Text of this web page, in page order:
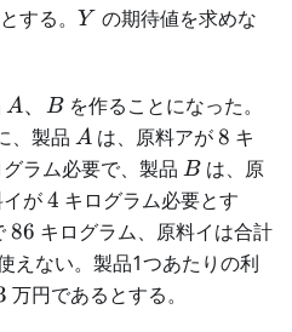
とする。Y
Y の期待値を求めな
A、
B
A、 Bを作ることになった。
、製品 A
A は、原料アが8
8 キ
ラム必要で、製品 B
Bは、原
が4
4 キログラム必要とす
86
86 キログラム、原料イは合計
えない。製品1つあたりの利
万円であるとする。